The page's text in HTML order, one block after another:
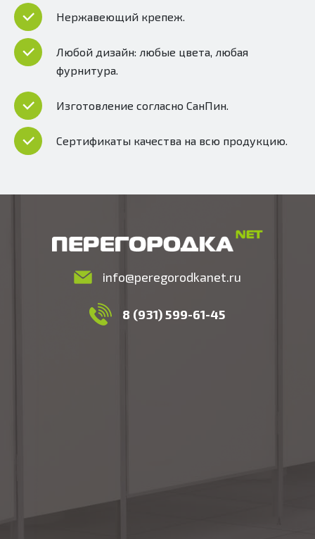
Нержавеющий крепеж.
Любой дизайн: любые цвета, любая
фурнитура.
Изготовление согласно СанПин.
Сертификаты качества на всю продукцию.
info@peregorodkanet.ru
8 (931) 599-61-45